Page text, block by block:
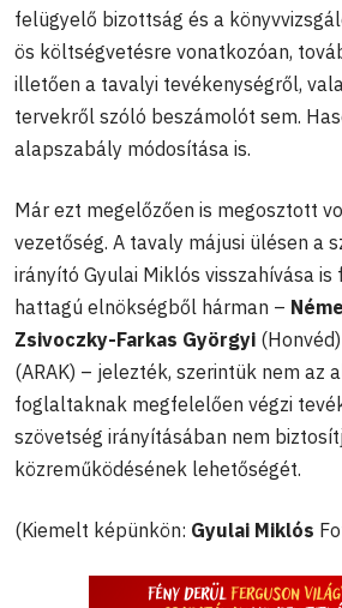
felügyelő bizottság és a
ös költségvetésre vonatkozóan,
illetően a tavalyi tevékenységről,
tervekről szóló beszámolót sem.
alapszabály módosítása is.
Már ezt megelőzően is megosztott
vezetőség. A tavaly májusi ülésen a
irányító Gyulai Miklós visszahívása
hattagú elnökségből hárman –
Zsivoczky-Farkas Györgyi
(ARAK) – jelezték, szerintük nem az
foglaltaknak megfelelően végzi
szövetség irányításában nem
közreműködésének lehetőségét.
(Kiemelt képünkön: Gyulai Miklós